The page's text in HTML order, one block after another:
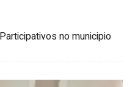
no municipio